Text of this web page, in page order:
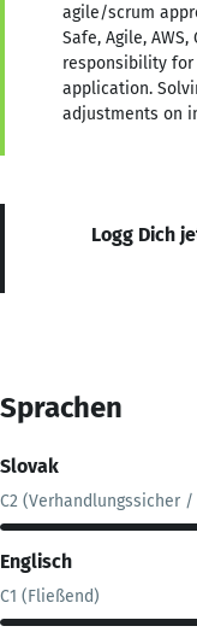
agile/scrum
Safe, Agile,
responsibility
application.
adjustments on
Logg Dich
Sprachen
Slovak
C2 (Verhandlungssicher
Englisch
C1 (Fließend)